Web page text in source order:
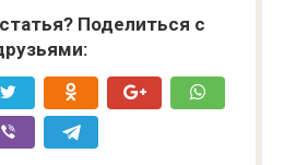
Поделиться с